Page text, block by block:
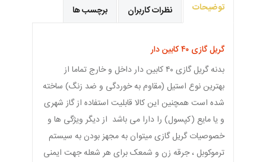
توضیحات نظرات کاربران برچسب ها
گریل گازی ۴۰ کابین دار
بدنه گریل گازی ۴۰ کابین دار داخل و خارج تماما از
بهترین نوع استیل (مقاوم به خوردگی و ضد زنگ) ساخته
شده است همچنین این کالا قابلیت استفاده از گاز شهری
و یا مایع (کپسول) را دارا می باشد از دیگر ویژگی ها و
خصوصیات گریل گازی میتوان به مجهز بودن به سیستم
ترموکوبل ، جرقه زن و شمعک برای هر شعله جهت ایمنی